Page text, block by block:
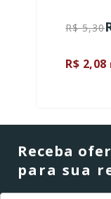
R$ 5,30
R$ 2,08
Receba
para sua